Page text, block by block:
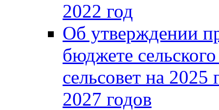
2022 год
Об утверждении
бюджете
сельсовет на
2027 годов